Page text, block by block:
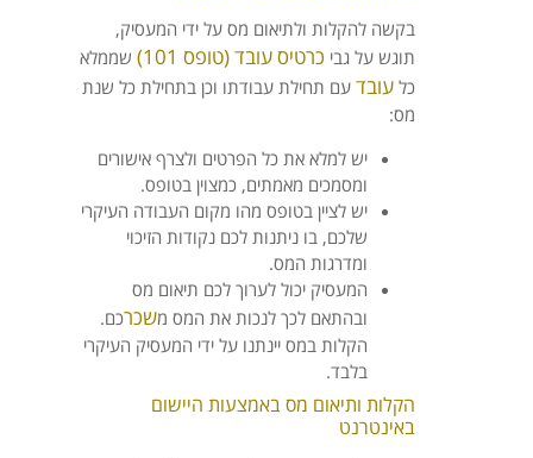
בקשה להקלות ולתיאום מס על ידי המעסיק,
תוגש על גבי כרטיס עובד (טופס 101)
שממלא
כל עובד עם תחילת עבודתו וכן בתחילת כל שנת
מס:
יש למלא את כל הפרטים ולצרף אישורים
ומסמכים מאמתים, כמצוין בטופס.
יש לציין בטופס מהו מקום העבודה העיקרי
שלכם, בו ניתנות לכם נקודות הזיכוי
ומדרגות המס.
המעסיק יכול לערוך לכם תיאום מס
ובהתאם לכך לנכות את המס משכרכם.
הקלות במס יינתנו על ידי המעסיק העיקרי
בלבד.
הקלות ותיאום מס באמצעות היישום
באינטרנט